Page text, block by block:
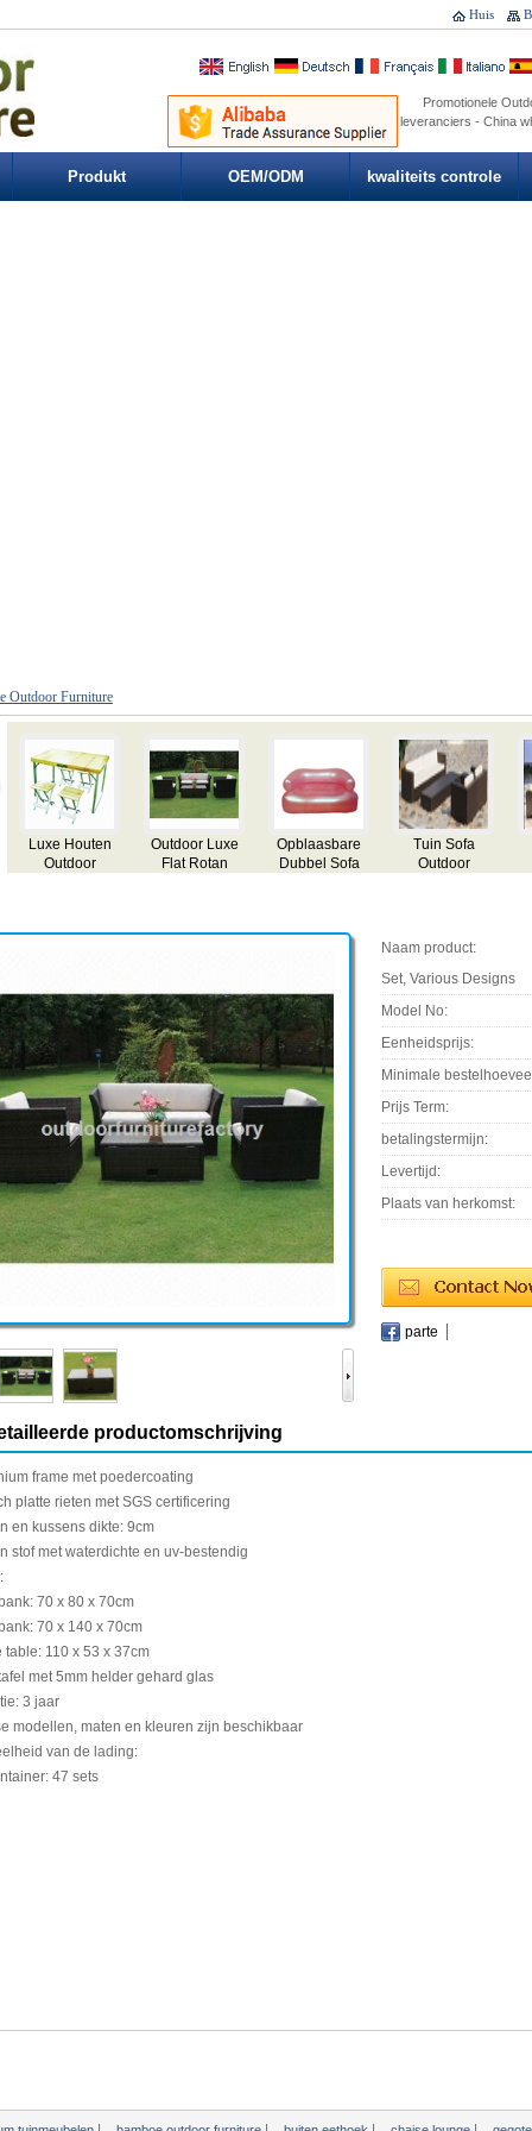
Huis
Promotionele
leveranciers - China
Produkt OEM/ODM kwaliteits controle
Outdoor Furniture
Opblaasbare
Dubbel Sofa
Tuin Sofa
Outdoor
Tuin Sofa
Zonnebank met
tent
Naam product:
Set, Various Designs
Model No:
Eenheidsprijs:
Minimale
Prijs Term:
betalingstermijn:
Levertijd:
Plaats van herkomst:
parte
productomschrijving
frame met poedercoating
platte rieten met SGS certificering
en kussens dikte: 9cm
stof met waterdichte en uv-bestendig
:
: 70 x 80 x 70cm
: 70 x 140 x 70cm
table: 110 x 53 x 37cm
met 5mm helder gehard glas
: 3 jaar
modellen, maten en kleuren zijn beschikbaar
van de lading:
: 47 sets